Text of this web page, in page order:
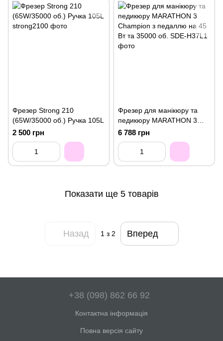
Фрезер Strong 210
(65W/35000 об.) Ручка 105L
2 500 грн
Фрезер для манікюру та
педикюру MARATHON 3
Champion з педаллю на 45
Вт та 35000 об.
6 788 грн
Показати ще 5 товарів
Назад 1 з 2 Вперед
+38 (098) 862 66 92
Контактна інформація
Повна версія сайту